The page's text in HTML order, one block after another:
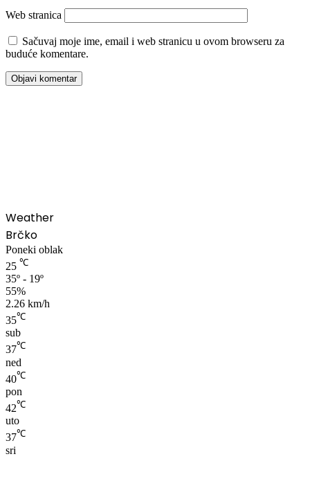
Web stranica
Sačuvaj moje ime, email i web stranicu u ovom browseru za
buduće komentare.
Weather
Brčko
Poneki oblak
25 ℃
35º - 19º
55%
2.26 km/h
35℃
sub
37℃
ned
40℃
pon
42℃
uto
37℃
sri